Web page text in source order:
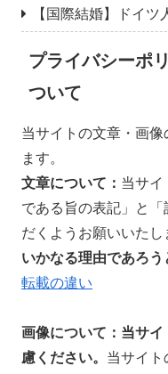
【国際結婚】ドイツ
プライバシーポ
ついて
当サイトの文章・画
ます。
文章について： 当サイ
である旨の表記」と
だくようお願いいたし
いかなる理由であろう
転載の違い
画像について：当サイ
慮ください。 当サイト